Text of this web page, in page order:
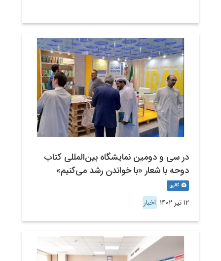
در سی و دومین نمایشگاه بین‌المللی کتاب
دوحه با شعار «با خواندن رشد می‌کنیم»
گالری
۱۲ تیر ۱۴۰۲ اخبار